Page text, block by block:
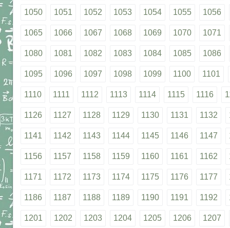
1050 1051 1052 1053 1054 1055 1056
1065 1066 1067 1068 1069 1070 1071
1080 1081 1082 1083 1084 1085 1086
1095 1096 1097 1098 1099 1100 1101
1110 1111 1112 1113 1114 1115 1116
1126 1127 1128 1129 1130 1131 1132
1141 1142 1143 1144 1145 1146 1147
1156 1157 1158 1159 1160 1161 1162
1171 1172 1173 1174 1175 1176 1177
1186 1187 1188 1189 1190 1191 1192
1201 1202 1203 1204 1205 1206 1207